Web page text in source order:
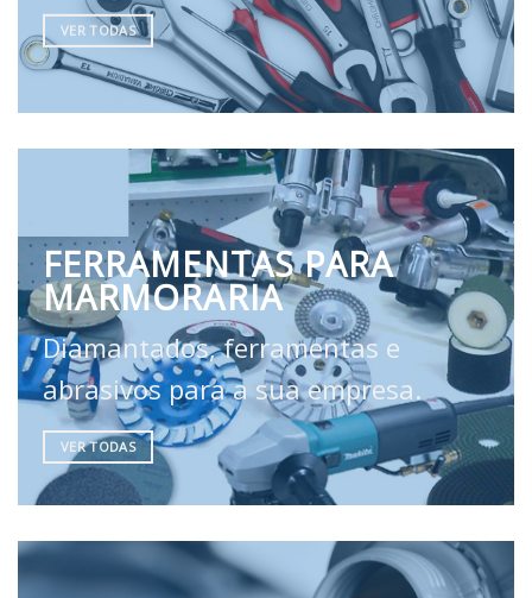
VER TODAS
FERRAMENTAS PARA
MARMORARIA
Diamantados, ferramentas e
abrasivos para a sua empresa.
VER TODAS